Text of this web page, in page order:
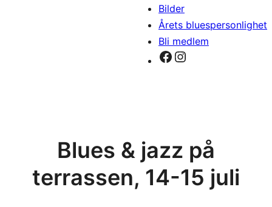
Bilder
Årets bluespersonlighet
Bli medlem
Facebook
Instagram
Blues & jazz på
terrassen, 14-15 juli